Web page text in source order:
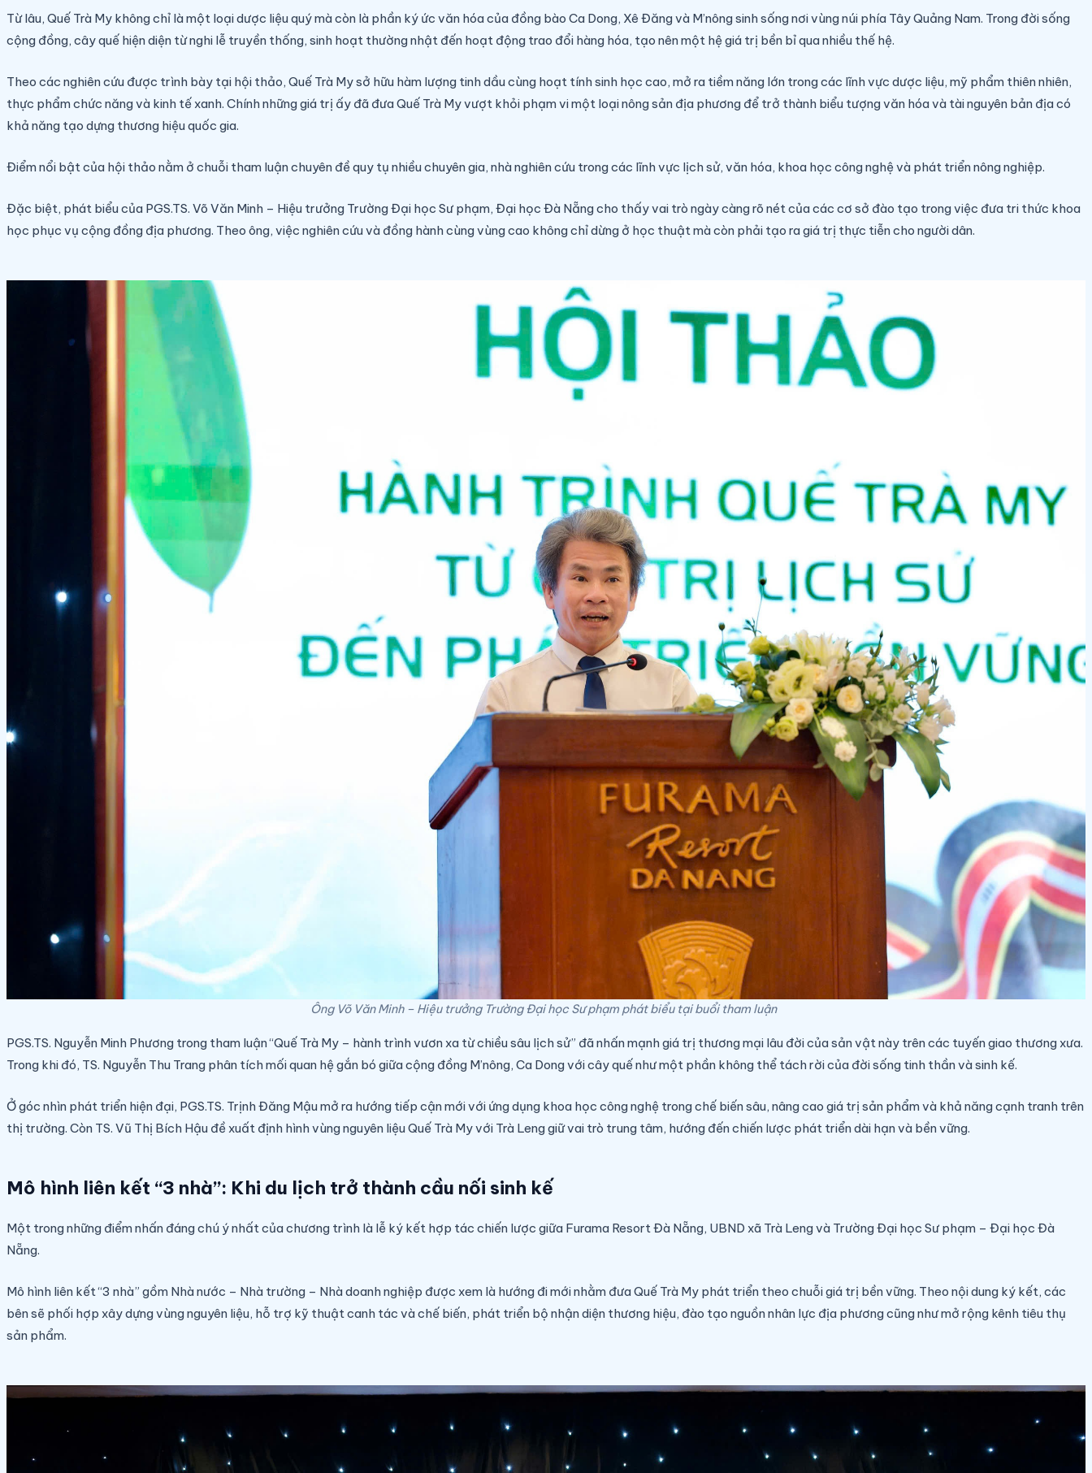
Từ lâu, Quế Trà My không chỉ là một loại dược liệu quý mà còn là phần ký ức văn hóa của đồng bào Ca Dong, Xê Đăng và M’nông sinh sống nơi vùng núi phía Tây Quảng Nam. Trong đời sống
cộng đồng, cây quế hiện diện từ nghi lễ truyền thống, sinh hoạt thường nhật đến hoạt động trao đổi hàng hóa, tạo nên một hệ giá trị bền bỉ qua nhiều thế hệ.
Theo các nghiên cứu được trình bày tại hội thảo, Quế Trà My sở hữu hàm lượng tinh dầu cùng hoạt tính sinh học cao, mở ra tiềm năng lớn trong các lĩnh vực dược liệu, mỹ phẩm thiên nhiên,
thực phẩm chức năng và kinh tế xanh. Chính những giá trị ấy đã đưa Quế Trà My vượt khỏi phạm vi một loại nông sản địa phương để trở thành biểu tượng văn hóa và tài nguyên bản địa có
khả năng tạo dựng thương hiệu quốc gia.
Điểm nổi bật của hội thảo nằm ở chuỗi tham luận chuyên đề quy tụ nhiều chuyên gia, nhà nghiên cứu trong các lĩnh vực lịch sử, văn hóa, khoa học công nghệ và phát triển nông nghiệp.
Đặc biệt, phát biểu của PGS.TS. Võ Văn Minh – Hiệu trưởng Trường Đại học Sư phạm, Đại học Đà Nẵng cho thấy vai trò ngày càng rõ nét của các cơ sở đào tạo trong việc đưa tri thức khoa
học phục vụ cộng đồng địa phương. Theo ông, việc nghiên cứu và đồng hành cùng vùng cao không chỉ dừng ở học thuật mà còn phải tạo ra giá trị thực tiễn cho người dân.
Ông Võ Văn Minh – Hiệu trưởng Trường Đại học Sư phạm phát biểu tại buổi tham luận
PGS.TS. Nguyễn Minh Phương trong tham luận“Quế Trà My – hành trình vươn xa từ chiều sâu lịch sử” đã nhấn mạnh giá trị thương mại lâu đời của sản vật này trên các tuyến giao thương xưa.
Trong khi đó, TS. Nguyễn Thu Trang phân tích mối quan hệ gắn bó giữa cộng đồng M’nông, Ca Dong với cây quế như một phần không thể tách rời của đời sống tinh thần và sinh kế.
Ở góc nhìn phát triển hiện đại, PGS.TS. Trịnh Đăng Mậu mở ra hướng tiếp cận mới với ứng dụng khoa học công nghệ trong chế biến sâu, nâng cao giá trị sản phẩm và khả năng cạnh tranh trên
thị trường. Còn TS. Vũ Thị Bích Hậu đề xuất định hình vùng nguyên liệu Quế Trà My với Trà Leng giữ vai trò trung tâm, hướng đến chiến lược phát triển dài hạn và bền vững.
Mô hình liên kết “3 nhà”: Khi du lịch trở thành cầu nối sinh kế
Một trong những điểm nhấn đáng chú ý nhất của chương trình là lễ ký kết hợp tác chiến lược giữa Furama Resort Đà Nẵng, UBND xã Trà Leng và Trường Đại học Sư phạm – Đại học Đà
Nẵng.
Mô hình liên kết “3 nhà” gồm Nhà nước – Nhà trường – Nhà doanh nghiệp được xem là hướng đi mới nhằm đưa Quế Trà My phát triển theo chuỗi giá trị bền vững. Theo nội dung ký kết, các
bên sẽ phối hợp xây dựng vùng nguyên liệu, hỗ trợ kỹ thuật canh tác và chế biến, phát triển bộ nhận diện thương hiệu, đào tạo nguồn nhân lực địa phương cũng như mở rộng kênh tiêu thụ
sản phẩm.